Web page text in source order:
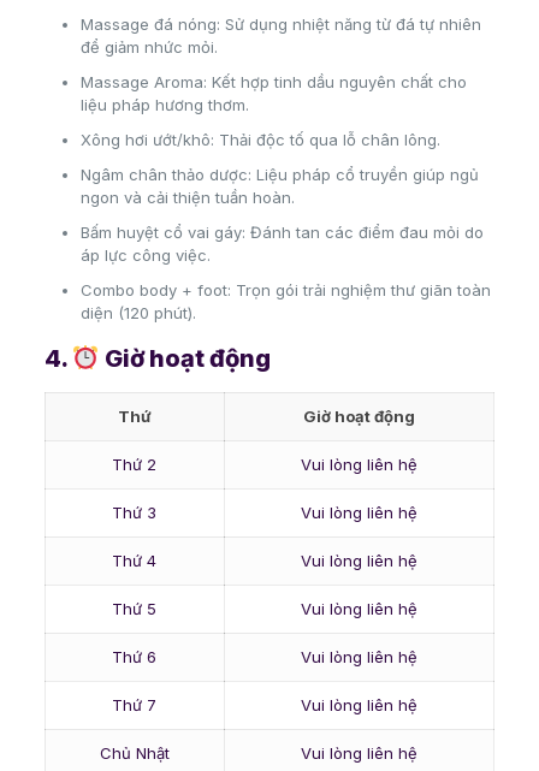
Massage đá nóng: Sử dụng nhiệt năng từ đá tự nhiên
để giảm nhức mỏi.
Massage Aroma: Kết hợp tinh dầu nguyên chất cho
liệu pháp hương thơm.
Xông hơi ướt/khô: Thải độc tố qua lỗ chân lông.
Ngâm chân thảo dược: Liệu pháp cổ truyền giúp ngủ
ngon và cải thiện tuần hoàn.
Bấm huyệt cổ vai gáy: Đánh tan các điểm đau mỏi do
áp lực công việc.
Combo body + foot: Trọn gói trải nghiệm thư giãn toàn
diện (120 phút).
4. Giờ hoạt động
Thứ Giờ hoạt động
Thứ 2 Vui lòng liên hệ
Thứ 3 Vui lòng liên hệ
Thứ 4 Vui lòng liên hệ
Thứ 5 Vui lòng liên hệ
Thứ 6 Vui lòng liên hệ
Thứ 7 Vui lòng liên hệ
Chủ Nhật Vui lòng liên hệ